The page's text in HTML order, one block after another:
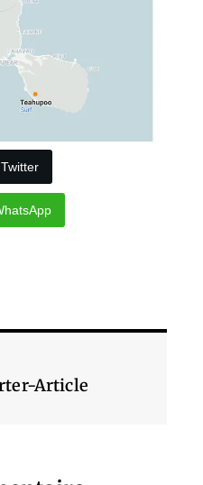
Twitter
Article